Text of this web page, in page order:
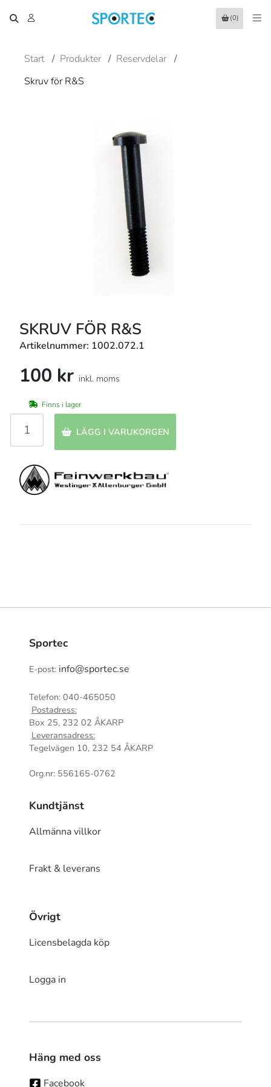
(0)
Start / Produkter / Reservdelar /
Skruv för R&S
SKRUV FÖR R&S
Artikelnummer: 1002.072.1
100 kr inkl. moms
Finns i lager
LÄGG I VARUKORGEN
Sportec
E-post: info@sportec.se
Telefon: 040-465050
Postadress:
Box 25, 232 02 ÅKARP
Leveransadress:
Tegelvägen 10, 232 54 ÅKARP
Org.nr: 556165-0762
Kundtjänst
Allmänna villkor
Frakt & leverans
Övrigt
Licensbelagda köp
Logga in
Häng med oss
Facebook